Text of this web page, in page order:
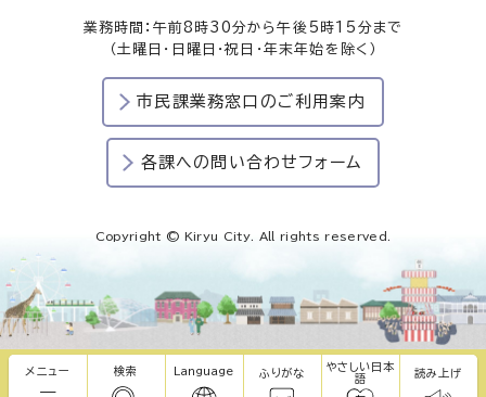
メニュー 検索 Language ふりがな
やさしい日本
語
読み上げ
業務時間：午前8時30分から午後5時15分まで
（土曜日・日曜日・祝日・年末年始を除く）
市民課業務窓口のご利用案内
各課への問い合わせフォーム
Copyright © Kiryu City. All rights reserved.